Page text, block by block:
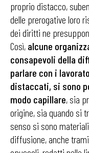
proprio distacco,
delle prerogative loro
dei diritti ne
Così, alcune
consapevoli della
parlare con i
distaccati, si sono
modo capillare, sia
origine, sia quando si
senso si sono
diffusione, anche